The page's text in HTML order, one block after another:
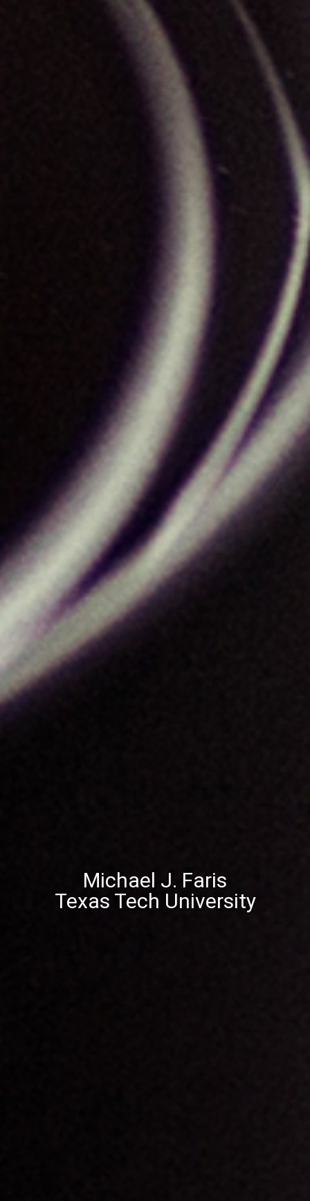
Michael J. Faris
Texas Tech University